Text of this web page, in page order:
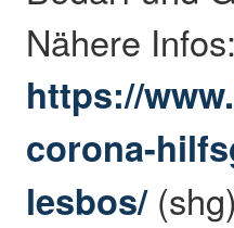
Nähere Infos:
https://
corona-
lesbos/(shg)